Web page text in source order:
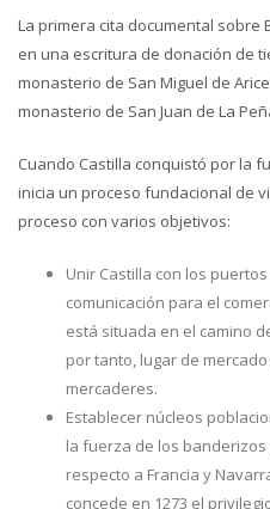
La primera cita documental sobre
en una escritura de donación de
monasterio de San Miguel de
monasterio de San Juan de La
Cuando Castilla conquistó por la
inicia un proceso fundacional de
proceso con varios objetivos:
Unir Castilla con los
comunicación para el
está situada en el camino
por tanto, lugar de
mercaderes.
Establecer núcleos
la fuerza de los
respecto a Francia y
concede en 1273 el